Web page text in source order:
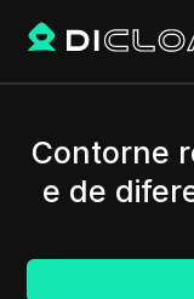
Contorne
e de